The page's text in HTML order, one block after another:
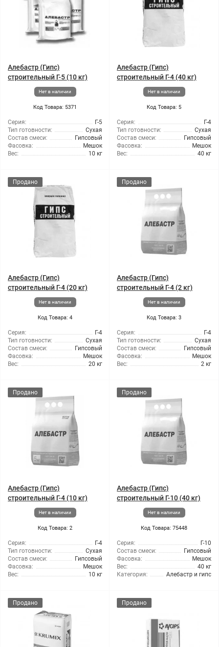
Алебастр (Гипс)
строительный Г-5 (10 кг)
Нет в наличии
Код Товара: 5371
Серия:
Г-5
Тип готовности:
Сухая
Состав смеси:
Гипсовый
Фасовка:
Мешок
Вес:
10 кг
Алебастр (Гипс)
строительный Г-4 (40 кг)
Нет в наличии
Код Товара: 5
Серия:
Г-4
Тип готовности:
Сухая
Состав смеси:
Гипсовый
Фасовка:
Мешок
Вес:
40 кг
Продано
Алебастр (Гипс)
строительный Г-4 (20 кг)
Нет в наличии
Код Товара: 4
Серия:
Г-4
Тип готовности:
Сухая
Состав смеси:
Гипсовый
Фасовка:
Мешок
Вес:
20 кг
Продано
Алебастр (Гипс)
строительный Г-4 (2 кг)
Нет в наличии
Код Товара: 3
Серия:
Г-4
Тип готовности:
Сухая
Состав смеси:
Гипсовый
Фасовка:
Мешок
Вес:
2 кг
Продано
Алебастр (Гипс)
строительный Г-4 (10 кг)
Нет в наличии
Код Товара: 2
Серия:
Г-4
Тип готовности:
Сухая
Состав смеси:
Гипсовый
Фасовка:
Мешок
Вес:
10 кг
Продано
Алебастр (Гипс)
строительный Г-10 (40 кг)
Нет в наличии
Код Товара: 75448
Серия:
Г-10
Состав смеси:
Гипсовый
Фасовка:
Мешок
Вес:
40 кг
Категория:
Алебастр и гипс
Продано Продано